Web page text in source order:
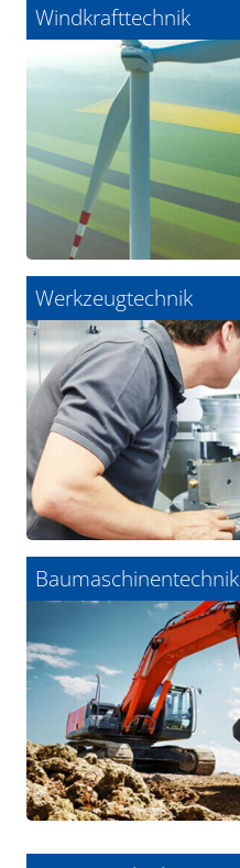
Windkrafttechnik
Werkzeugtechnik
Baumaschinentechnik